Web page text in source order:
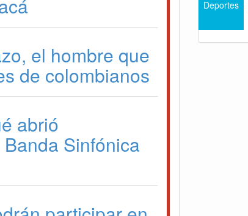
el hombre que
de colombianos
abrió
Sinfónica
Deportes